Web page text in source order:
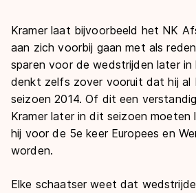
Natuurijs
Algemene Nederlandse Schaatstijd
Deze zomer de weg op
Waar kan ik schaatsen en skaten?
Schaatsfans
Alles voor jou als schaatsfan
Evenementen
Tickets
Livestreams
Word schaatsfan!
Winacties
Olympische Spelen
Olympische Spelen
Medaille overzicht
Medaillespiegel
Kramer laat bijvoorbeeld het NK
aan zich voorbij gaan met als
sparen voor de wedstrijden later in
denkt zelfs zover vooruit dat hij al
seizoen 2014. Of dit een
Kramer later in dit seizoen moeten
hij voor de 5e keer Europees en
worden.
Elke schaatser weet dat